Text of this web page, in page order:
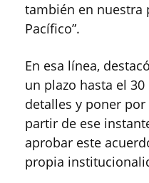
también en nuestra
Pacífico”.
En esa línea,
un plazo hasta el
detalles y poner
partir de ese
aprobar este
propia